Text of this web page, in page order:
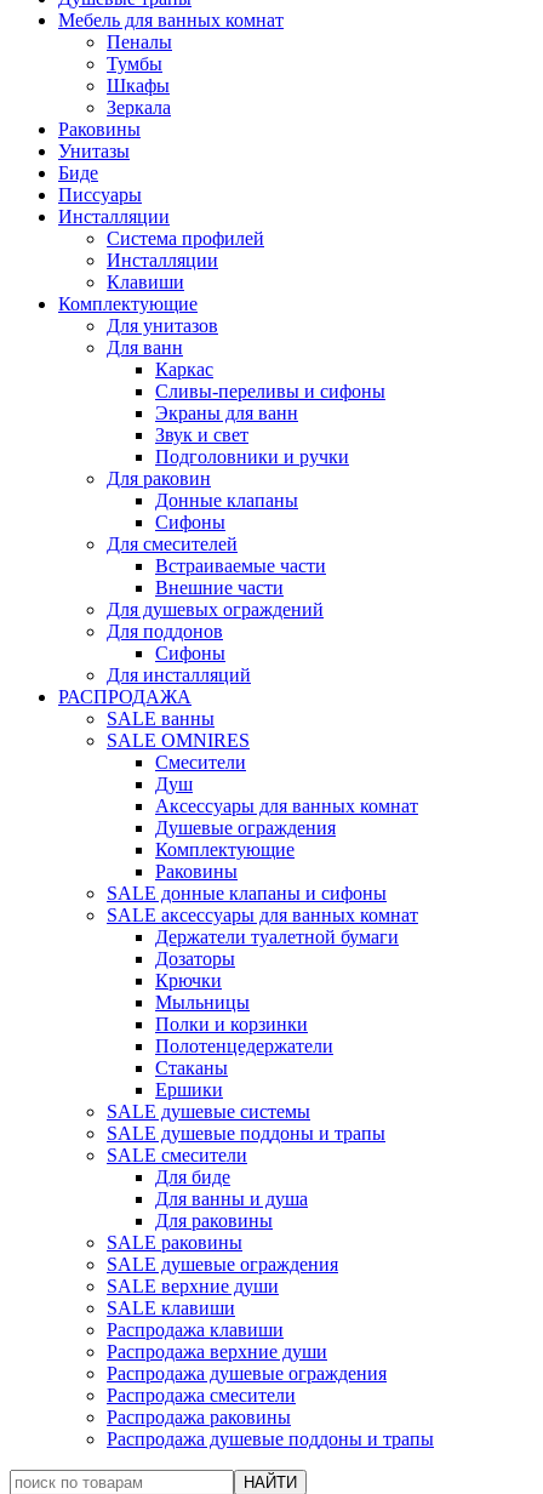
Мебель для ванных комнат
Пеналы
Тумбы
Шкафы
Зеркала
Раковины
Унитазы
Биде
Писсуары
Инсталляции
Система профилей
Инсталляции
Клавиши
Комплектующие
Для унитазов
Для ванн
Каркас
Сливы-переливы и сифоны
Экраны для ванн
Звук и свет
Подголовники и ручки
Для раковин
Донные клапаны
Сифоны
Для смесителей
Встраиваемые части
Внешние части
Для душевых ограждений
Для поддонов
Сифоны
Для инсталляций
РАСПРОДАЖА
SALE ванны
SALE OMNIRES
Смесители
Душ
Аксессуары для ванных комнат
Душевые ограждения
Комплектующие
Раковины
SALE донные клапаны и сифоны
SALE аксессуары для ванных комнат
Держатели туалетной бумаги
Дозаторы
Крючки
Мыльницы
Полки и корзинки
Полотенцедержатели
Стаканы
Ершики
SALE душевые системы
SALE душевые поддоны и трапы
SALE смесители
Для биде
Для ванны и душа
Для раковины
SALE раковины
SALE душевые ограждения
SALE верхние души
SALE клавиши
Распродажа клавиши
Распродажа верхние души
Распродажа душевые ограждения
Распродажа смесители
Распродажа раковины
Распродажа душевые поддоны и трапы